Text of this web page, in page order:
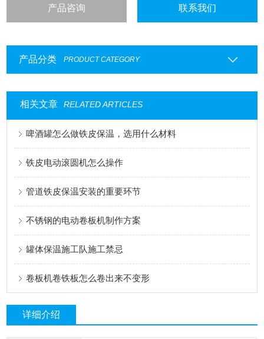
产品咨询 联系我们
产品分类 PRODUCT CATEGORY
相关文章 RELATED ARTICLES
啤酒罐怎么做铁皮保温，选用什么材料
铁皮电动滚圆机怎么操作
管道铁皮保温安装的重要环节
不锈钢的电动卷板机制作方案
罐体保温施工队施工禁忌
卷板机卷铁板怎么卷出来不变形
详细介绍